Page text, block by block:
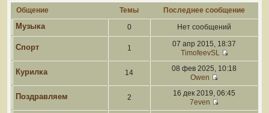
Общение Темы Последнее сообщение
Музыка 0 Нет сообщений
Спорт 1
07 апр 2015, 18:37
TimofeevSL
Курилка 14
08 фев 2025, 10:18
Owen
Поздравляем 2
16 дек 2019, 06:45
7even